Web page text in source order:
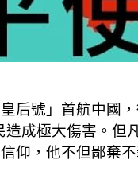
后號」首航中國
成極大傷害。但
仰，他不但鄙棄